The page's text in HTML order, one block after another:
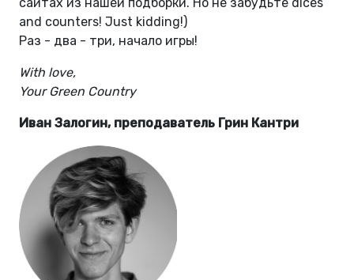
and counters! Just kidding!)
Раз - два - три, начало игры!
With love,
Your Green Country
Иван Залогин, преподаватель Грин Кантри